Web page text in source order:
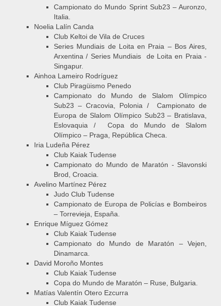
Campionato do Mundo Sprint Sub23 – Auronzo,
Italia.
Noelia Lalín Canda
Club Keltoi de Vila de Cruces
Series Mundiais de Loita en Praia – Bos Aires,
Arxentina / Series Mundiais de Loita en Praia -
Singapur.
Ainhoa Lameiro Rodríguez
Club Piragüismo Penedo
Campionato do Mundo de Slalom Olímpico
Sub23 – Cracovia, Polonia / Campionato de
Europa de Slalom Olímpico Sub23 – Bratislava,
Eslovaquia / Copa do Mundo de Slalom
Olímpico – Praga, República Checa.
Iria Ludeña Pérez
Club Kaiak Tudense
Campionato do Mundo de Maratón - Slavonski
Brod, Croacia.
Avelino Martínez Pérez
Judo Club Tudense
Campionato de Europa de Policías e Bombeiros
– Torrevieja, España.
Enrique Míguez Gómez
Club Kaiak Tudense
Campionato do Mundo de Maratón – Vejen,
Dinamarca.
David Moroño Montes
Club Kaiak Tudense
Copa do Mundo de Maratón – Ruse, Bulgaria.
Matías Valentín Otero Ezcurra
Club Kaiak Tudense